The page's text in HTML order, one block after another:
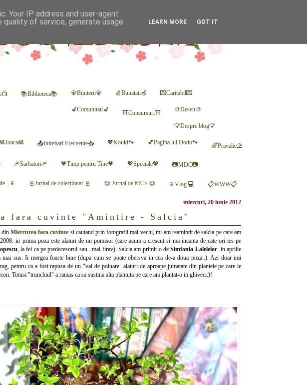
📚Biblioteca📚 💎Bijuterii💎 🍏Bunatati🍏 💌Caritabil💌
💺Comunitati💺 ⛩Concursuri⛩ 🎨Desen🎨
💡Despre blog💡
📤Intrebari Frecvente📥 💖Kouki🐾 💕Pagina lui Dodo🐾 🌈Pravalie⛱
🎆Sarbatori🎆 💗Timp pentru Tine💗 💖Speciale💖 📷MDC📷
📓Jurnal de colectionar 📓 📖 Jurnal de MCS 📖 📱Vlog 💻 📋WWW📋
miercuri, 20 iunie 2012
fara cuvinte "Amintire - Salcia"
din Miercurea fara cuvinte si cautand prin fotografii mai vechi, mi-am reamintit de salcia pe care am
in prima poza este alaturi de un pomisor (care acum a crescut si ma incanta de cate ori ies pe
, la fel ca pe predecesorul sau.. mai firav). Salcia am primit-o deSimfonia Lalelelor in aprilie
mai sus. Ii mergea foarte bine (dupa cum se poate obersva in cea de-a doua poza..). Azi doar imi
pentru ca a fost rapusa de un "val de poluare" alaturi de aproape jumatate din plantele pe care le
Totusi "trunchiul" a ramas ca sa sustina alta plantuta pe care am plantat-o in ghiveci:)!
Your IP address and user-agent
of service, generate usage
LEARN MORE GOT IT